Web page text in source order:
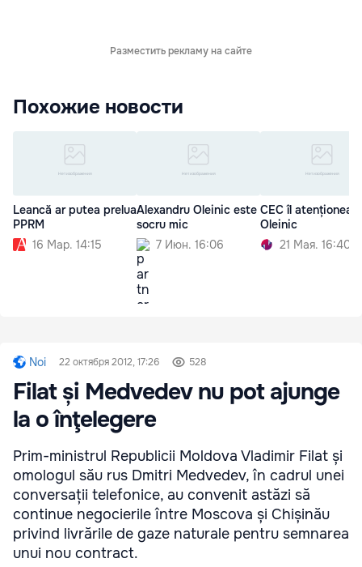
Разместить рекламу на сайте
Похожие новости
Leancă ar putea prelua
PPRM
16 Мар. 14:15
Alexandru Oleinic este
socru mic
7 Июн. 16:06
CEC îl
Oleinic
21 Мая. 16:40
Noi 22 октября 2012, 17:26 528
Filat și Medvedev nu pot ajunge
la o înţelegere
Prim-ministrul Republicii Moldova Vladimir Filat și
omologul său rus Dmitri Medvedev, în cadrul unei
conversații telefonice, au convenit astăzi să
continue negocierile între Moscova și Chișinău
privind livrările de gaze naturale pentru semnarea
unui nou contract.